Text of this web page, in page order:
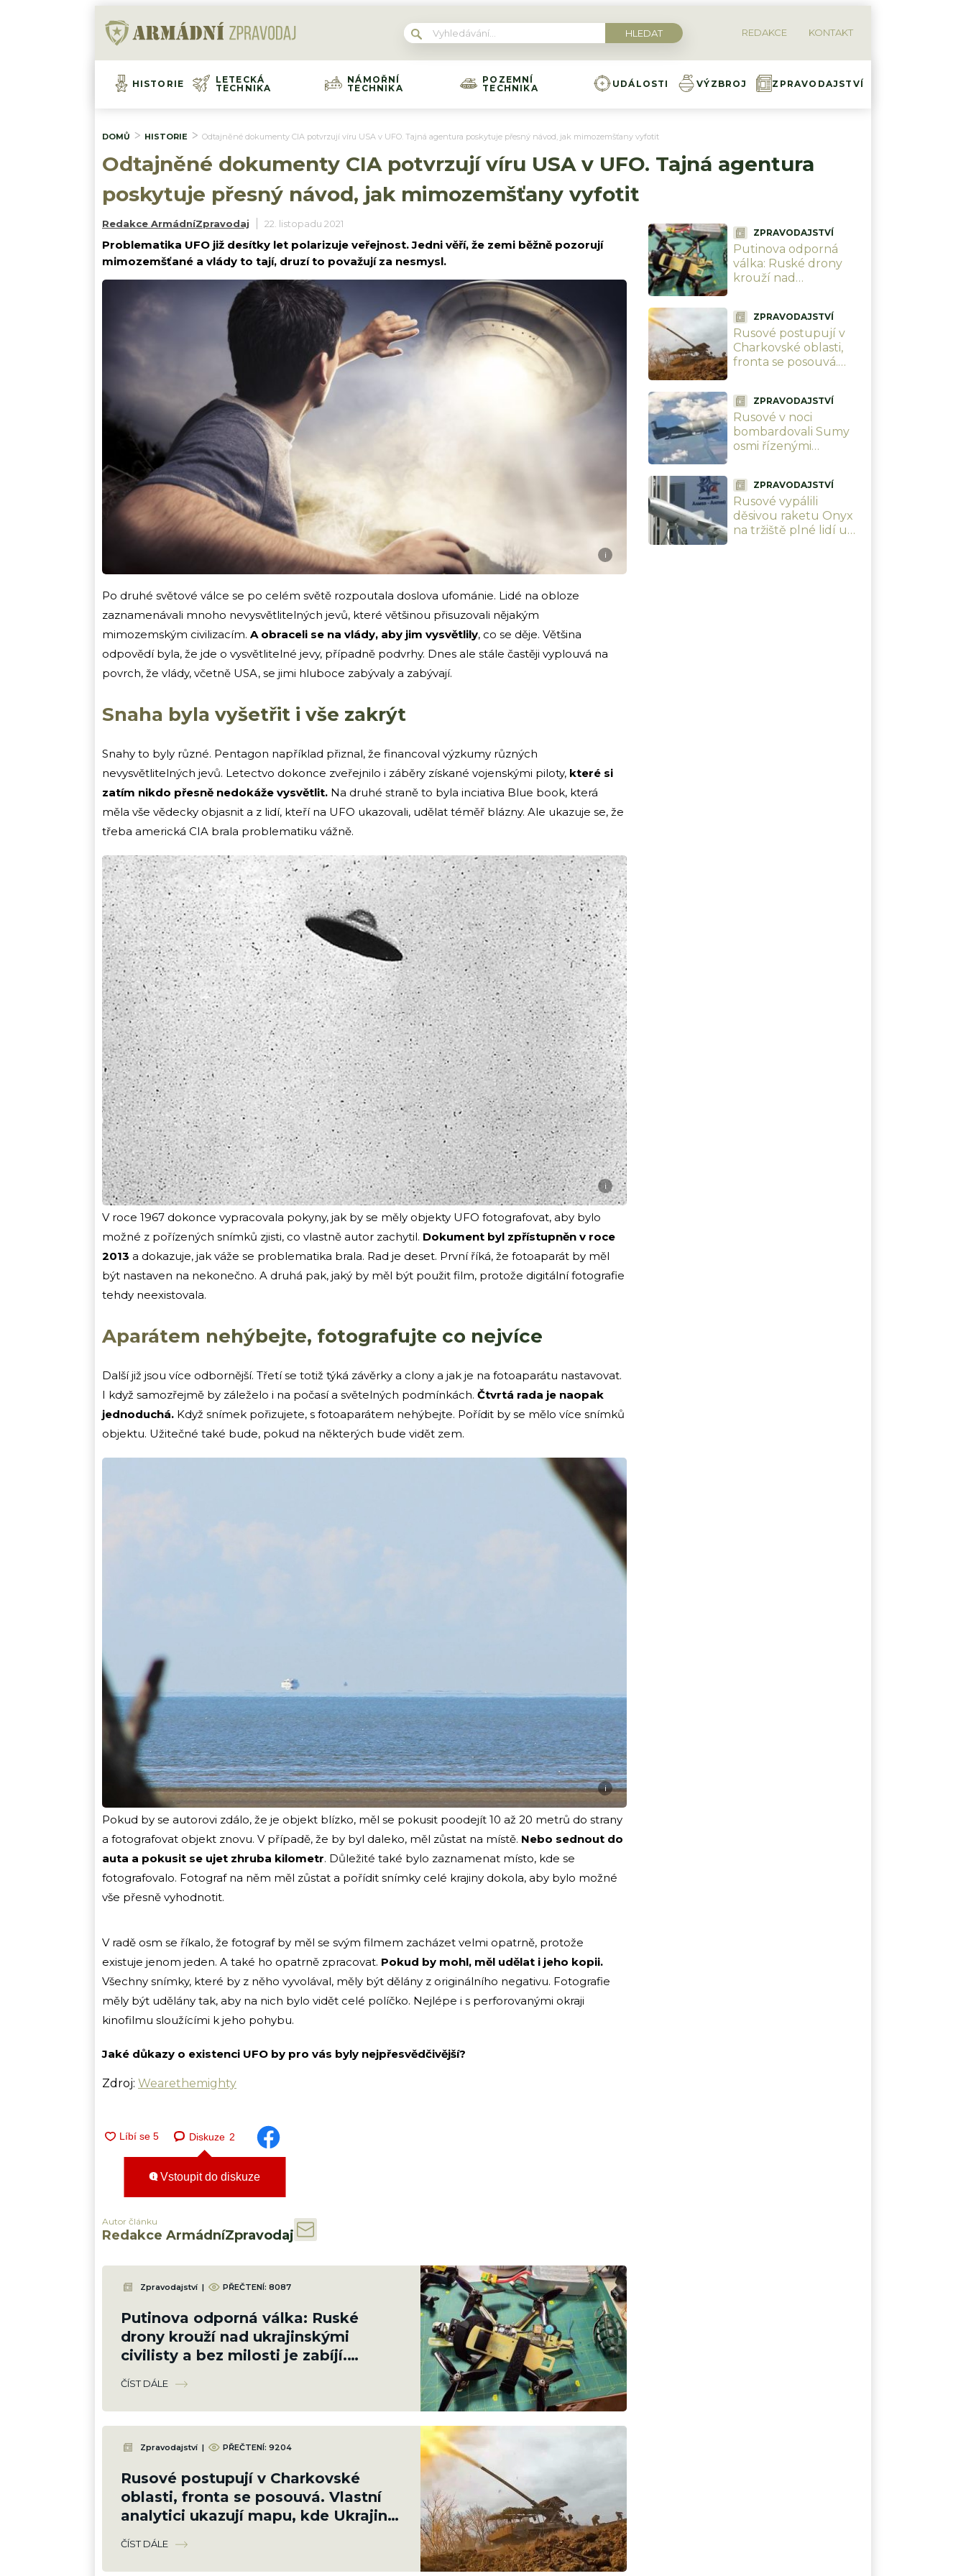
REDAKCE KONTAKT
HISTORIE
LETECKÁ
TECHNIKA
NÁMOŘNÍ
TECHNIKA
POZEMNÍ
TECHNIKA
UDÁLOSTI VÝZBROJ ZPRAVODAJSTVÍ
DOMŮ HISTORIE Odtajněné dokumenty CIA potvrzují víru USA v UFO. Tajná agentura poskytuje přesný návod, jak mimozemšťany vyfotit
Odtajněné dokumenty CIA potvrzují víru USA v UFO. Tajná agentura
poskytuje přesný návod, jak mimozemšťany vyfotit
Redakce ArmádníZpravodaj 22. listopadu 2021
Problematika UFO již desítky let polarizuje veřejnost. Jedni věří, že zemi běžně pozorují
mimozemšťané a vlády to tají, druzí to považují za nesmysl.
i
Po druhé světové válce se po celém světě rozpoutala doslova ufománie. Lidé na obloze
zaznamenávali mnoho nevysvětlitelných jevů, které většinou přisuzovali nějakým
mimozemským civilizacím. A obraceli se na vlády, aby jim vysvětlily, co se děje. Většina
odpovědí byla, že jde o vysvětlitelné jevy, případně podvrhy. Dnes ale stále častěji vyplouvá na
povrch, že vlády, včetně USA, se jimi hluboce zabývaly a zabývají.
Snaha byla vyšetřit i vše zakrýt
Snahy to byly různé. Pentagon například přiznal, že financoval výzkumy různých
nevysvětlitelných jevů. Letectvo dokonce zveřejnilo i záběry získané vojenskými piloty, které si
zatím nikdo přesně nedokáže vysvětlit. Na druhé straně to byla inciativa Blue book, která
měla vše vědecky objasnit a z lidí, kteří na UFO ukazovali, udělat téměř blázny. Ale ukazuje se, že
třeba americká CIA brala problematiku vážně.
i
V roce 1967 dokonce vypracovala pokyny, jak by se měly objekty UFO fotografovat, aby bylo
možné z pořízených snímků zjisti, co vlastně autor zachytil. Dokument byl zpřístupněn v roce
2013 a dokazuje, jak váže se problematika brala. Rad je deset. První říká, že fotoaparát by měl
být nastaven na nekonečno. A druhá pak, jaký by měl být použit film, protože digitální fotografie
tehdy neexistovala.
Aparátem nehýbejte, fotografujte co nejvíce
Další již jsou více odbornější. Třetí se totiž týká závěrky a clony a jak je na fotoaparátu nastavovat.
I když samozřejmě by záleželo i na počasí a světelných podmínkách. Čtvrtá rada je naopak
jednoduchá. Když snímek pořizujete, s fotoaparátem nehýbejte. Pořídit by se mělo více snímků
objektu. Užitečné také bude, pokud na některých bude vidět zem.
i
Pokud by se autorovi zdálo, že je objekt blízko, měl se pokusit poodejít 10 až 20 metrů do strany
a fotografovat objekt znovu. V případě, že by byl daleko, měl zůstat na místě. Nebo sednout do
auta a pokusit se ujet zhruba kilometr. Důležité také bylo zaznamenat místo, kde se
fotografovalo. Fotograf na něm měl zůstat a pořídit snímky celé krajiny dokola, aby bylo možné
vše přesně vyhodnotit.
V radě osm se říkalo, že fotograf by měl se svým filmem zacházet velmi opatrně, protože
existuje jenom jeden. A také ho opatrně zpracovat. Pokud by mohl, měl udělat i jeho kopii.
Všechny snímky, které by z něho vyvolával, měly být dělány z originálního negativu. Fotografie
měly být udělány tak, aby na nich bylo vidět celé políčko. Nejlépe i s perforovanými okraji
kinofilmu sloužícími k jeho pohybu.
Jaké důkazy o existenci UFO by pro vás byly nejpřesvědčivější?
Zdroj: Wearethemighty
Diskuze 2
Vstoupit do diskuze
Autor článku
Redakce ArmádníZpravodaj
Zpravodajství | PŘEČTENÍ: 8087
Putinova odporná válka: Ruské
drony krouží nad ukrajinskými
civilisty a bez milosti je zabíjí.
Bezmála 1 000 mrtvých, z toho 179
dětí
ČÍST DÁLE
Zpravodajství | PŘEČTENÍ: 9204
Rusové postupují v Charkovské
oblasti, fronta se posouvá. Vlastní
analytici ukazují mapu, kde Ukrajinci
ztrácejí pozice
ČÍST DÁLE
ZPRAVODAJSTVÍ
Putinova odporná
válka: Ruské drony
krouží nad
Bezmála 1 000
mrtvých, z toho 179
dětí
ZPRAVODAJSTVÍ
Rusové postupují v
Charkovské oblasti,
fronta se posouvá.
Ukrajinci ztrácejí
pozice
ZPRAVODAJSTVÍ
Rusové v noci
bombardovali Sumy
osmi řízenými
dvě malé holčičky
ZPRAVODAJSTVÍ
Rusové vypálili
děsivou raketu Onyx
na tržiště plné lidí u